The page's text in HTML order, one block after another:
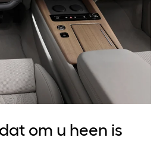
om u heen is